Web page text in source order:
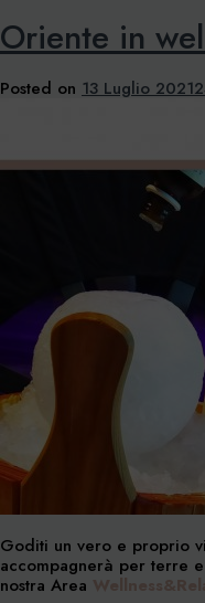
Oriente in
Posted on 13 Luglio 2021
Goditi un vero e proprio
accompagnerà per terre
nostra Area